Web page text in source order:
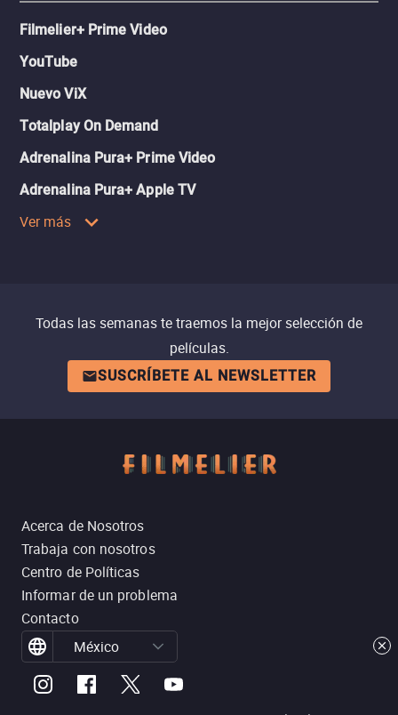
Filmelier+ Prime Video
YouTube
Nuevo ViX
Totalplay On Demand
Adrenalina Pura+ Prime Video
Adrenalina Pura+ Apple TV
Ver más
Todas las semanas te traemos la mejor selección de
películas.
SUSCRÍBETE AL NEWSLETTER
Acerca de Nosotros
Trabaja con nosotros
Centro de Políticas
Informar de un problema
Contacto
México